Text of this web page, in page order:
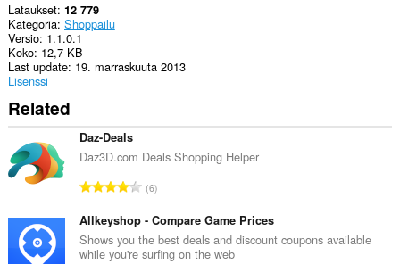
Lataukset 12 779
Kategoria Shoppailu
Versio 1.1.0.1
Koko 12,7 KB
Last update 19. marraskuuta 2013
Lisenssi
Related
Daz-Deals
Daz3D.com Deals Shopping Helper
A
v
i
o
6
Allkeyshop - Compare Game Prices
Shows you the best deals and discount coupons available
while you're surfing on the web